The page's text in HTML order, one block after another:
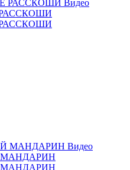
Видео
РАССКОШИ
РАССКОШИ
Видео
МАНДАРИН
МАНДАРИН